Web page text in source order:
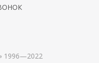
1996—2022